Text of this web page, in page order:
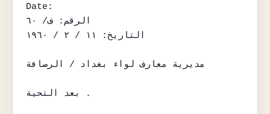
Date:
الرقم: ف/ ٦٠
التاريخ: ١١ / ٢ / ١٩٦٠
مديرية معارف لواء بغداد / الرصافة
بعد التحية .